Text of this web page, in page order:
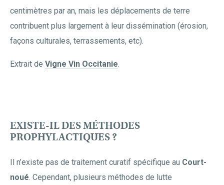
centimètres par an, mais les déplacements de terre
contribuent plus largement à leur dissémination (érosion,
façons culturales, terrassements, etc).
Extrait de Vigne Vin Occitanie.
EXISTE-IL DES MÉTHODES
PROPHYLACTIQUES ?
Il n’existe pas de traitement curatif spécifique au Court-
noué. Cependant, plusieurs méthodes de lutte